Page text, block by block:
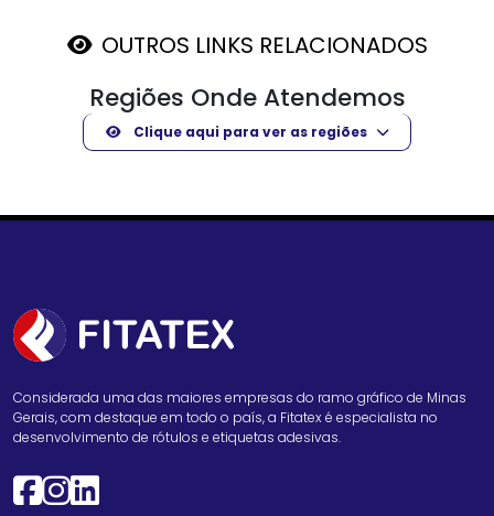
OUTROS LINKS RELACIONADOS
Regiões Onde Atendemos
Clique aqui para ver as regiões
Considerada uma das maiores empresas do ramo gráfico de Minas
Gerais, com destaque em todo o país, a Fitatex é especialista no
desenvolvimento de rótulos e etiquetas adesivas.